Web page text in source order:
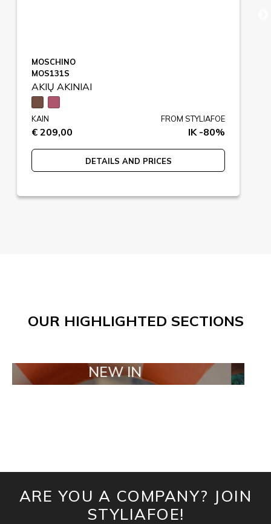
MOSCHINO
MOS131S
AKIŲ AKINIAI
KAIN
€ 209,00
FROM STYLIAFOE
IK -80%
DETAILS AND PRICES
OUR HIGHLIGHTED SECTIONS
NEW IN
ARE YOU A COMPANY? JOIN
STYLIAFOE!